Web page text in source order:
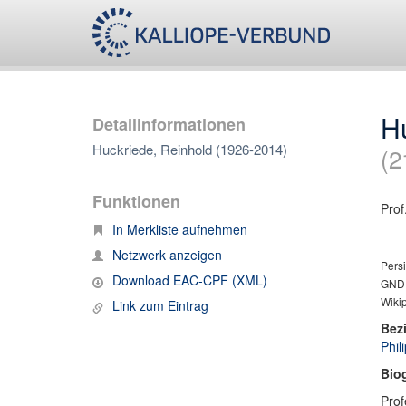
Detailinformationen
Huckriede, Reinhold (1926-2014)
Funktionen
In Merkliste aufnehmen
Netzwerk anzeigen
Download EAC-CPF (XML)
Link zum Eintrag